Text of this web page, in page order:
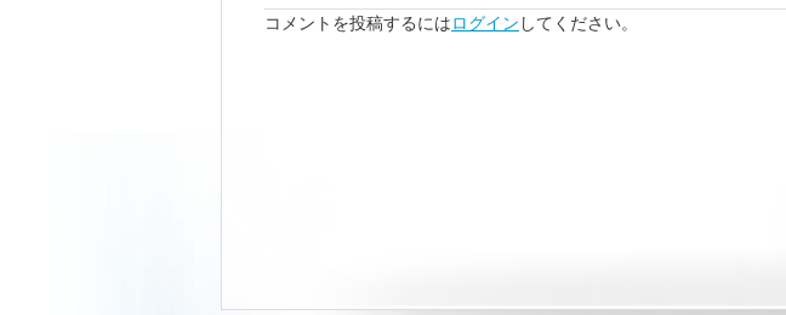
コメントを投稿するにはログイン してください。